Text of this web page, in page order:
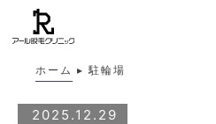
駐輪場
ホーム ▸駐輪場
2025.12.29